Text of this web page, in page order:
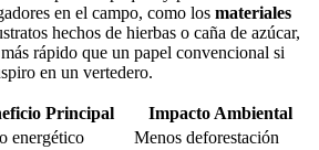
en el campo, como los materiales
hechos de hierbas o caña de azúcar,
rápido que un papel convencional si
en un vertedero.
Principal
Impacto Ambiental
energético
Menos deforestación